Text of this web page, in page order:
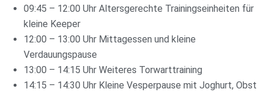
09:45 – 12:00 Uhr Altersgerechte Trainingseinheiten für
kleine Keeper
12:00 – 13:00 Uhr Mittagessen und kleine
Verdauungspause
13:00 – 14:15 Uhr Weiteres Torwarttraining
14:15 – 14:30 Uhr Kleine Vesperpause mit Joghurt, Obst